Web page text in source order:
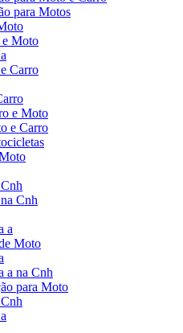
para Motos
e Moto
Carro
e Moto
e Carro
Cnh
a
Moto
a na Cnh
para Moto